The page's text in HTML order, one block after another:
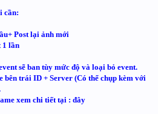
cần:
+ Post lại ảnh mới
1 lần
sẽ ban tùy mức độ và loại bỏ event.
bên trái ID + Server (Có thể chụp kèm với
xem chi tiết tại : đây